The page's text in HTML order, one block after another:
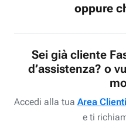
oppure
Sei già cliente
d’assistenza? o
Accedi alla tua Area
e ti